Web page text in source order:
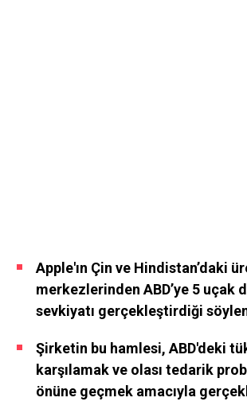
Apple'ın Çin ve Hindistan’daki
merkezlerinden ABD’ye 5 uçak
sevkiyatı gerçekleştirdiği
Şirketin bu hamlesi, ABD'deki
karşılamak ve olası tedarik
önüne geçmek amacıyla